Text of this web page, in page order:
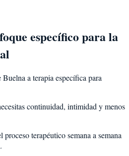
específico para la
a terapia específica para
continuidad, intimidad y menos
terapéutico semana a semana